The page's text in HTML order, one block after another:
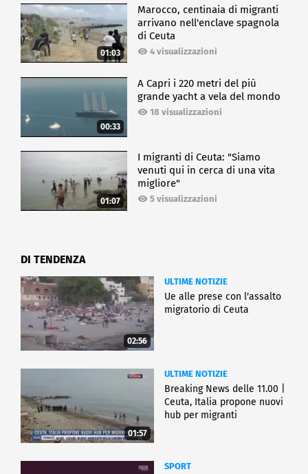
01:03
Marocco, centinaia di migranti
arrivano nell'enclave spagnola
di Ceuta
4 visualizzazioni
00:33
A Capri i 220 metri del più
grande yacht a vela del mondo
18 visualizzazioni
01:07
I migranti di Ceuta: "Siamo
venuti qui in cerca di una vita
migliore"
5 visualizzazioni
DI TENDENZA
02:56
ULTIME NOTIZIE
Ue alle prese con l'assalto
migratorio di Ceuta
01:57
ULTIME NOTIZIE
Breaking News delle 11.00 |
Ceuta, Italia propone nuovi
hub per migranti
SPORT